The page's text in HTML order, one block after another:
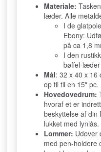
Materiale:
læder. Alle
I de
Ebony:
på ca 1,8
I den
bøffel-
Mål: 32 x 40 x 16
op til til en 15" pc.
Hovedovedrum:
hvoraf et er
beskyttelse af din
lukket med lynlås.
Lommer: Udover
med pen-holdere